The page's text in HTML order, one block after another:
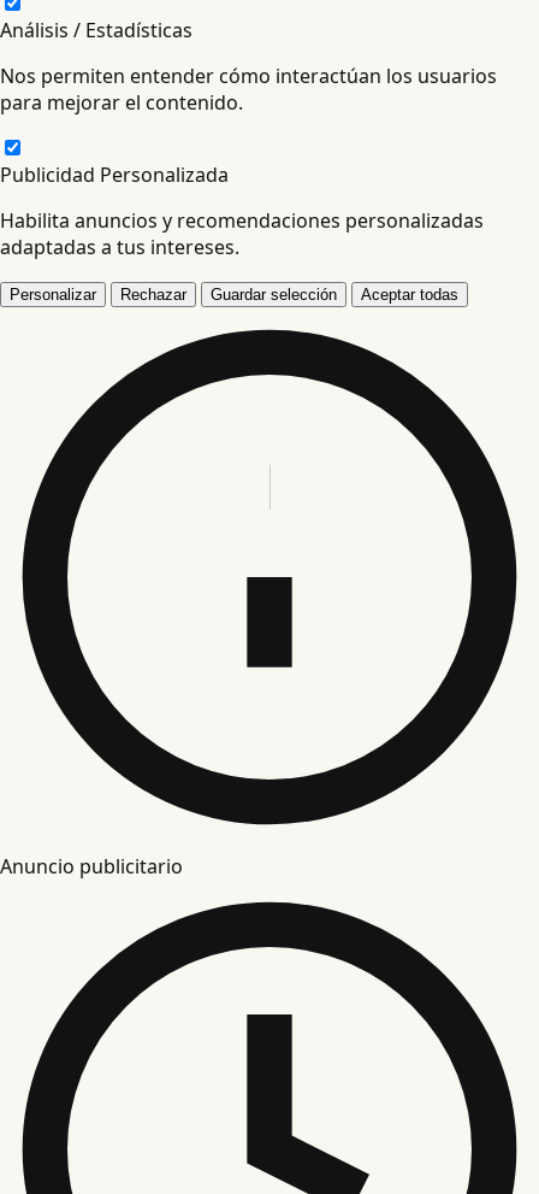
Análisis / Estadísticas
Nos permiten entender cómo interactúan los usuarios
para mejorar el contenido.
Publicidad Personalizada
Habilita anuncios y recomendaciones personalizadas
adaptadas a tus intereses.
Personalizar Rechazar Guardar selección Aceptar todas
Anuncio publicitario